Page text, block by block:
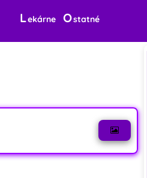
Lekárne Ostatné